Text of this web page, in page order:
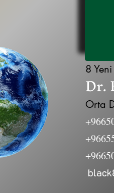
8
Dr.
Orta